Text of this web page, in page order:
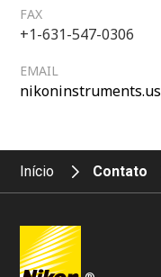
FAX
+1-631-547-0306
EMAIL
Início Contato